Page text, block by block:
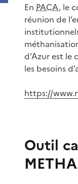
En PACA, le
réunion de
d’Azur est
les besoins
https://
Outil